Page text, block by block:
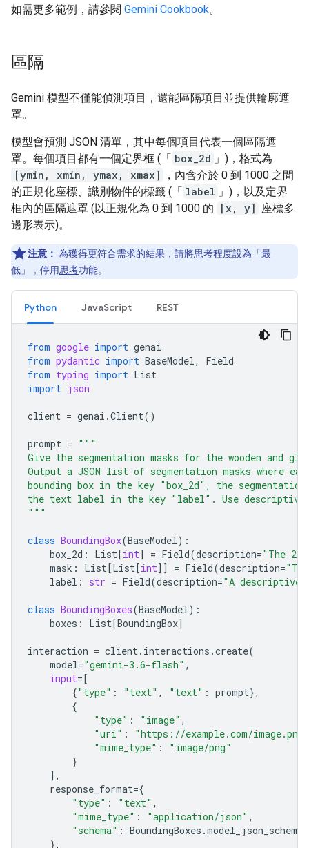
如需更多範例，請參閱 Gemini Cookbook。
區隔
Gemini 模型不僅能偵測項目，還能區隔項目並提供輪廓遮
罩。
模型會預測 JSON 清單，其中每個項目代表一個區隔遮
罩。每個項目都有一個定界框 (「 box_2d 」)，格式為
[ymin, xmin, ymax, xmax]
，內含介於 0 到 1000 之間
的正規化座標、識別物件的標籤 (「 label 」)，以及定界
框內的區隔遮罩 (以正規化為 0 到 1000 的
[x, y] 座標多
邊形表示)。
注意： 為獲得更符合需求的結果，請將思考程度設為「最
低」，停用思考功能。
Python JavaScript REST
from google import genai
from pydantic import BaseModel,
Field
from typing import List
import json
client = genai .Client()
prompt = """
Give the segmentation masks for the wooden and
Output a JSON list of segmentation masks where
bounding box in the key "box_2d", the
the text label in the key "label". Use
"""
class BoundingBox(BaseModel):
box_2d : List[int] = Field(description="The
mask : List[List[int]] = Field(description=
label : str = Field(description="A
class BoundingBoxes(BaseModel):
boxes : List[BoundingBox]
interaction = client. interactions .create(
model="gemini-3.6-flash" ,
input=[
{"type" : "text" , "text" : prompt},
{
"type" : "image" ,
"uri" :
"https://example.com/image.png"
"mime_type" :
"image/png"
}
],
response_format={
"type" : "text" ,
"mime_type" : "application/json" ,
"schema" : BoundingBoxes .model_json_schema
},